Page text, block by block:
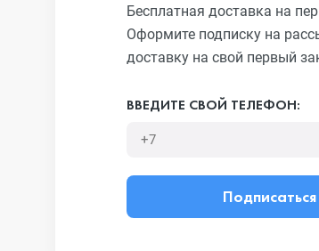
Бесплатная доставка на
Оформите подписку на
доставку на свой первый
ВВЕДИТЕ СВОЙ ТЕЛЕФОН:
Подписаться